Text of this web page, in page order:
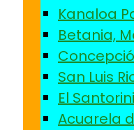
Kanaloa
Betania,
San Luis
El
Acuarela